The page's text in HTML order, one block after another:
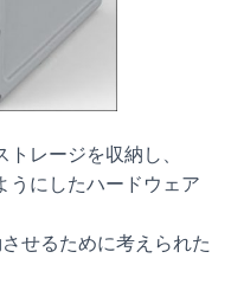
レージを収納し、
うにしたハードウェア
せるために考えられた